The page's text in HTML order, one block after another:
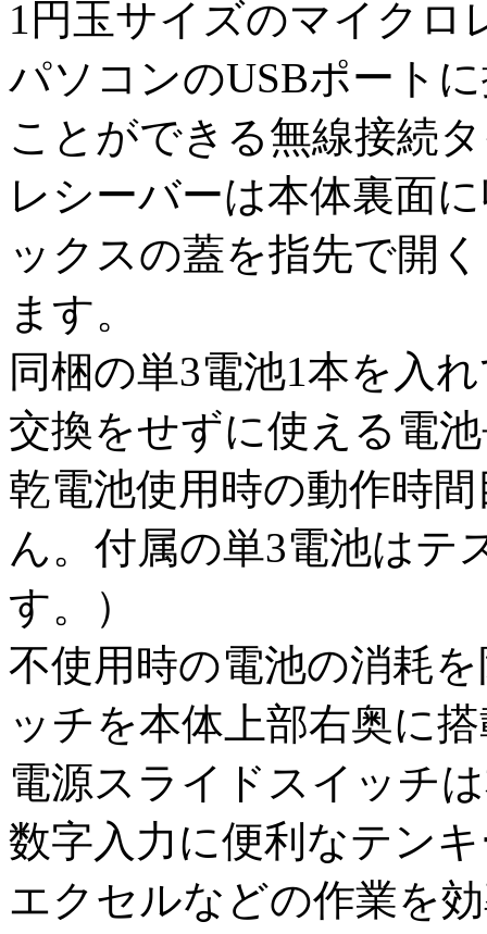
1円玉サイズのマイクロ
パソコンのUSBポート
ことができる無線接続
レシーバーは本体裏面
ックスの蓋を指先で開
ます。
同梱の単3電池1本を入
交換をせずに使える電
乾電池使用時の動作時
ん。付属の単3電池はテ
す。）
不使用時の電池の消耗
ッチを本体上部右奥に
電源スライドスイッチ
数字入力に便利なテン
エクセルなどの作業を